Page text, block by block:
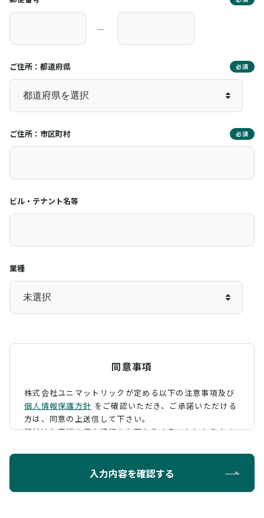
―
ご住所：都道府県 必須
ご住所：市区町村 必須
ビル・テナント名等
業種
同意事項
株式会社ユニマットリックが定める以下の注意事項及び
個人情報保護方針 をご確認いただき、 ご承諾いただける
方は、同意の上送信して下さい。
弊社はお客様の個人情報をお預かりすることになります
ように定め、保護に努めております。
入力内容を確認する